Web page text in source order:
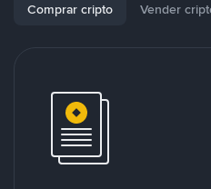
Comprar cripto Vender